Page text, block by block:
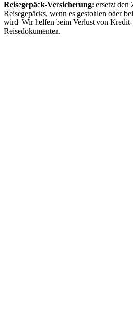
Reisegepäck-Versicherung: ersetzt den
Reisegepäcks, wenn es gestohlen oder
wird. Wir helfen beim Verlust von
Reisedokumenten.